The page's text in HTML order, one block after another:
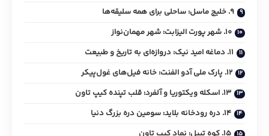
۹. خلیج ماسل: ساحلی برای همه سلیقه‌ها
۱۰. شهر پورت الیزابت: شهر مهمان‌نواز
۱۱. دماغه امید نیک: دروازه‌ای به تاریخ و طبیعت
۱۲. پارک ملی آدو الفنت: خانه فیل‌های غول‌پیکر
۱۳. اسکله ویکتوریا و آلفرد: قلب تپنده کیپ تاون
۱۴. دره رودخانه بلاید: سومین دره بزرگ دنیا
۱۵. کوه تیبل: نماد کیپ تاون